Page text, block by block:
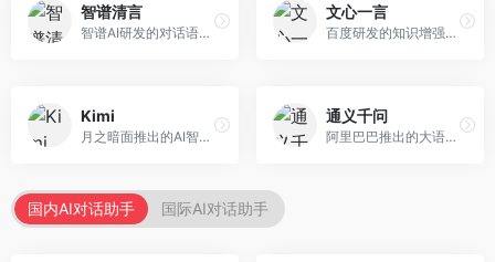
智谱清言
智谱AI研发的对话语言模型，支持中英双语交互。面向中文用户和开发者，提供知识问答、代码编写、文档解读等服务，开源生态完善，学术研究背景深厚。
文心一言
百度研发的知识增强大语言模型，深度融合百度知识图谱和搜索能力。面向中文用户，提供知识问答、文本创作、逻辑推理等服务，中文语境理解准确，知识覆盖面广。
Kimi
月之暗面推出的AI智能助手，核心优势在于超长文本处理能力，支持20万字以上文档分析。面向学术研究者、职场人士和内容创作者，提供文档解读、PPT生成、联网搜索等综合服务。
通义千问
阿里巴巴推出的大语言模型平台，提供对话问答、文档处理、图像理解、代码编写等全方位AI服务。面向企业用户和个人开发者，集成阿里云生态，支持多模态交互，企业级安全保障。
国内AI对话助手 国际AI对话助手